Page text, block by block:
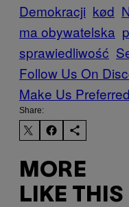
Demokracji kød
ma obywatelska
sprawiedliwość
Follow Us On
Make Us
Share:
MORE
LIKE THIS